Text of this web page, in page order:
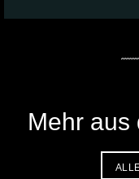
Mehr aus